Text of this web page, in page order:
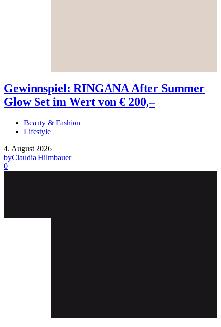
Gewinnspiel: RINGANA After Summer
Glow Set im Wert von € 200,–
Beauty & Fashion
Lifestyle
4. August 2026
byClaudia Hilmbauer
0